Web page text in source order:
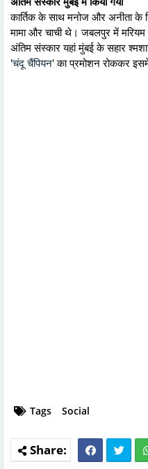
कार्तिक के साथ मनोज और अनीता के
मामा और चाची थे। जबलपुर में मरियम
अंतिम संस्कार यहां मुंबई के सहार
'चंदू चैंपियन' का प्रमोशन रोककर इसमें
Tags Social